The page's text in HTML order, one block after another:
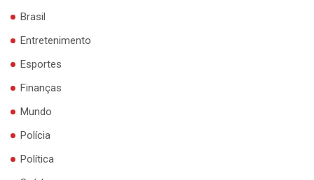
Brasil
Entretenimento
Esportes
Finanças
Mundo
Polícia
Política